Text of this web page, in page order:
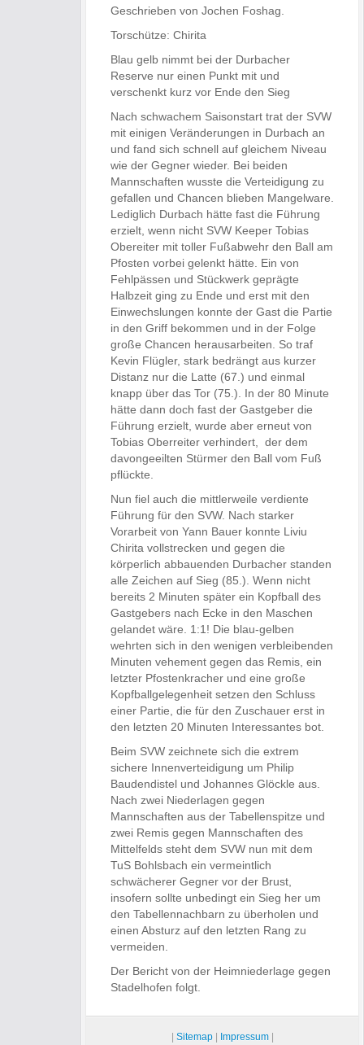
Geschrieben von Jochen Foshag.
Torschütze: Chirita
Blau gelb nimmt bei der Durbacher
Reserve nur einen Punkt mit und
verschenkt kurz vor Ende den Sieg
Nach schwachem Saisonstart trat der SVW
mit einigen Veränderungen in Durbach an
und fand sich schnell auf gleichem Niveau
wie der Gegner wieder. Bei beiden
Mannschaften wusste die Verteidigung zu
gefallen und Chancen blieben Mangelware.
Lediglich Durbach hätte fast die Führung
erzielt, wenn nicht SVW Keeper Tobias
Obereiter mit toller Fußabwehr den Ball am
Pfosten vorbei gelenkt hätte. Ein von
Fehlpässen und Stückwerk geprägte
Halbzeit ging zu Ende und erst mit den
Einwechslungen konnte der Gast die Partie
in den Griff bekommen und in der Folge
große Chancen herausarbeiten. So traf
Kevin Flügler, stark bedrängt aus kurzer
Distanz nur die Latte (67.) und einmal
knapp über das Tor (75.). In der 80 Minute
hätte dann doch fast der Gastgeber die
Führung erzielt, wurde aber erneut von
Tobias Oberreiter verhindert, der dem
davongeeilten Stürmer den Ball vom Fuß
pflückte.
Nun fiel auch die mittlerweile verdiente
Führung für den SVW. Nach starker
Vorarbeit von Yann Bauer konnte Liviu
Chirita vollstrecken und gegen die
körperlich abbauenden Durbacher standen
alle Zeichen auf Sieg (85.). Wenn nicht
bereits 2 Minuten später ein Kopfball des
Gastgebers nach Ecke in den Maschen
gelandet wäre. 1:1! Die blau-gelben
wehrten sich in den wenigen verbleibenden
Minuten vehement gegen das Remis, ein
letzter Pfostenkracher und eine große
Kopfballgelegenheit setzen den Schluss
einer Partie, die für den Zuschauer erst in
den letzten 20 Minuten Interessantes bot.
Beim SVW zeichnete sich die extrem
sichere Innenverteidigung um Philip
Baudendistel und Johannes Glöckle aus.
Nach zwei Niederlagen gegen
Mannschaften aus der Tabellenspitze und
zwei Remis gegen Mannschaften des
Mittelfelds steht dem SVW nun mit dem
TuS Bohlsbach ein vermeintlich
schwächerer Gegner vor der Brust,
insofern sollte unbedingt ein Sieg her um
den Tabellennachbarn zu überholen und
einen Absturz auf den letzten Rang zu
vermeiden.
Der Bericht von der Heimniederlage gegen
Stadelhofen folgt.
| Sitemap| Impressum|